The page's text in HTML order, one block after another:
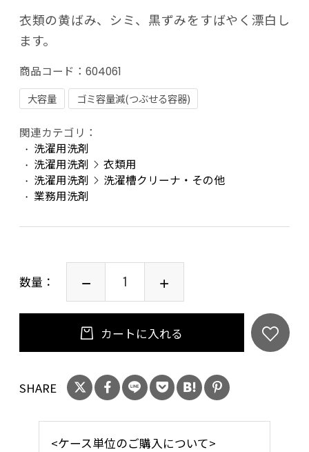
衣類の黄ばみ、シミ、黒ずみをすばやく漂白し
ます。
商品コード： 604061
大容量
ゴミ容量減(つぶせる容器)
関連カテゴリ：
洗濯用洗剤
洗濯用洗剤
衣類用
洗濯用洗剤
洗濯槽クリーナ・その他
業務用洗剤
数量：
カートに入れる
SHARE
<ケース単位のご購入について>